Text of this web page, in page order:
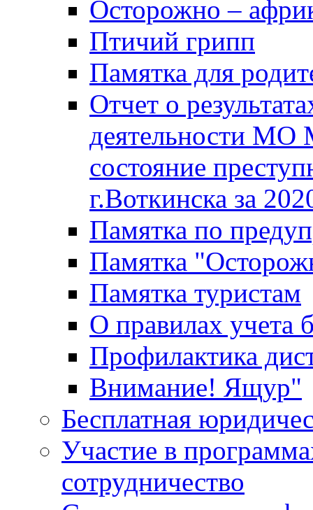
Осторожно –
Птичий грипп
Памятка для
Отчет о
деятельности МО
состояние
г.Воткинска за
Памятка по
Памятка
Памятка туристам
О правилах учета
Профилактика
Внимание! Ящур"
Бесплатная
Участие в
сотрудничество